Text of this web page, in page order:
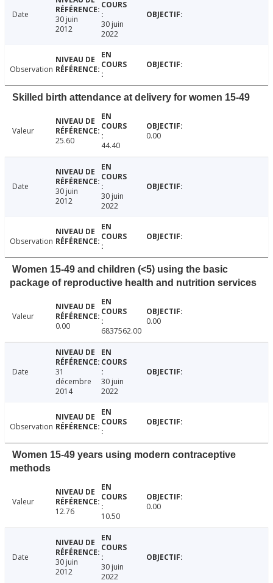
Date
30 juin
2012
30 juin
2022
Observation
Skilled birth attendance at delivery for women 15-49
Valeur
25.60
44.40
0.00
Date
30 juin
2012
30 juin
2022
Observation
Women 15-49 and children (<5) using the basic
package of reproductive health and nutrition services
Valeur
0.00
6837562.00
0.00
Date
31
décembre
2014
30 juin
2022
Observation
Women 15-49 years using modern contraceptive
methods
Valeur
12.76
10.50
0.00
Date
30 juin
2012
30 juin
2022